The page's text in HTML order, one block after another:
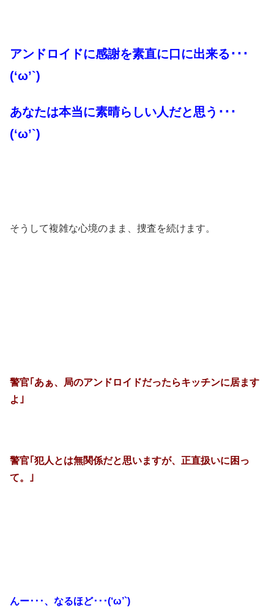
アンドロイドに感謝を素直に口に出来る･･･
(‘ω’`)
あなたは本当に素晴らしい人だと思う･･･
(‘ω’`)
そうして複雑な心境のまま、捜査を続けます。
警官｢あぁ、局のアンドロイドだったらキッチンに居ます
よ｣
警官｢犯人とは無関係だと思いますが、正直扱いに困っ
て。｣
んー･･･、なるほど･･･(‘ω’`)